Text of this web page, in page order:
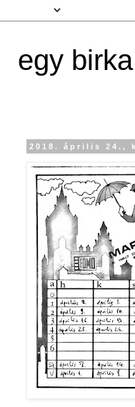
egy
2018. április 24.,